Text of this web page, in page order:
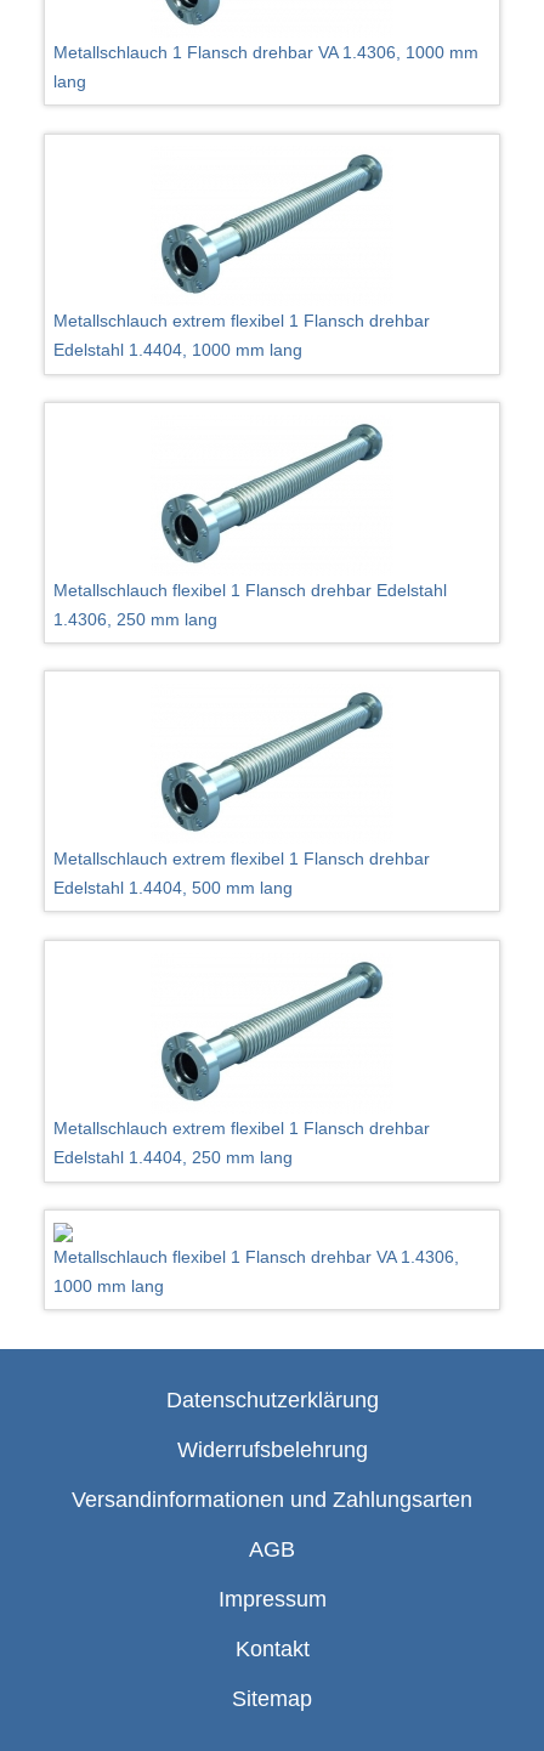
Metallschlauch 1 Flansch drehbar VA 1.4306, 1000 mm
lang
Metallschlauch extrem flexibel 1 Flansch drehbar
Edelstahl 1.4404, 1000 mm lang
Metallschlauch flexibel 1 Flansch drehbar Edelstahl
1.4306, 250 mm lang
Metallschlauch extrem flexibel 1 Flansch drehbar
Edelstahl 1.4404, 500 mm lang
Metallschlauch extrem flexibel 1 Flansch drehbar
Edelstahl 1.4404, 250 mm lang
Metallschlauch flexibel 1 Flansch drehbar VA 1.4306,
1000 mm lang
Datenschutzerklärung
Widerrufsbelehrung
Versandinformationen und Zahlungsarten
AGB
Impressum
Kontakt
Sitemap